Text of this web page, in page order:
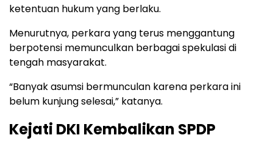
ketentuan hukum yang berlaku.
Menurutnya, perkara yang terus menggantung
berpotensi memunculkan berbagai spekulasi di
tengah masyarakat.
“Banyak asumsi bermunculan karena perkara ini
belum kunjung selesai,” katanya.
Kejati DKI Kembalikan SPDP